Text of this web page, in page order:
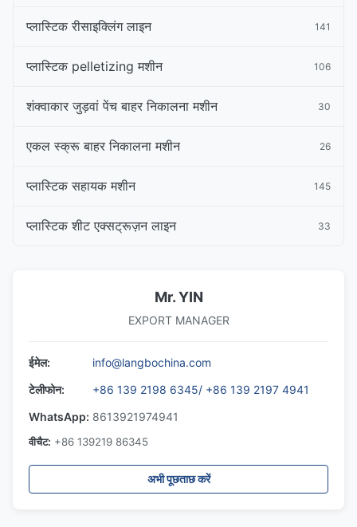
प्लास्टिक रीसाइक्लिंग लाइन 141
प्लास्टिक pelletizing मशीन 106
शंक्वाकार जुड़वां पेंच बाहर निकालना मशीन 30
एकल स्क्रू बाहर निकालना मशीन 26
प्लास्टिक सहायक मशीन 145
प्लास्टिक शीट एक्सट्रूज़न लाइन 33
Mr. YIN
EXPORT MANAGER
ईमेल:
info@langbochina.com
टेलीफोन:
+86 139 2198 6345/ +86 139 2197 4941
WhatsApp: 8613921974941
वीचैट: +86 139219 86345
अभी पूछताछ करें